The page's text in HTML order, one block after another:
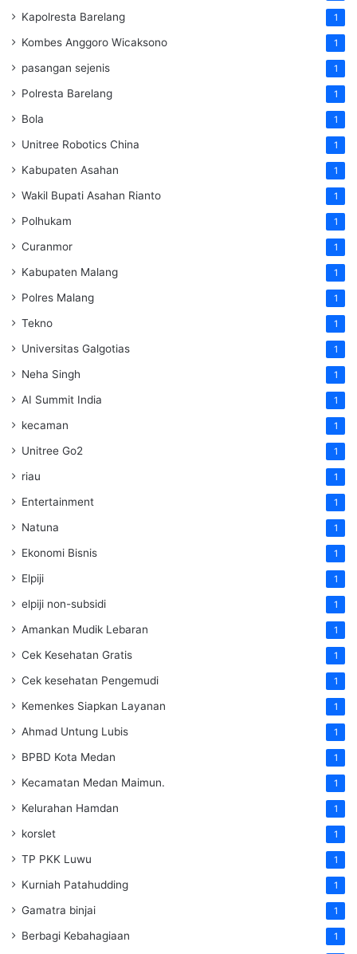
Kapolresta Barelang 1
Kombes Anggoro Wicaksono 1
pasangan sejenis 1
Polresta Barelang 1
Bola 1
Unitree Robotics China 1
Kabupaten Asahan 1
Wakil Bupati Asahan Rianto 1
Polhukam 1
Curanmor 1
Kabupaten Malang 1
Polres Malang 1
Tekno 1
Universitas Galgotias 1
Neha Singh 1
AI Summit India 1
kecaman 1
Unitree Go2 1
riau 1
Entertainment 1
Natuna 1
Ekonomi Bisnis 1
Elpiji 1
elpiji non-subsidi 1
Amankan Mudik Lebaran 1
Cek Kesehatan Gratis 1
Cek kesehatan Pengemudi 1
Kemenkes Siapkan Layanan 1
Ahmad Untung Lubis 1
BPBD Kota Medan 1
Kecamatan Medan Maimun. 1
Kelurahan Hamdan 1
korslet 1
TP PKK Luwu 1
Kurniah Patahudding 1
Gamatra binjai 1
Berbagi Kebahagiaan 1